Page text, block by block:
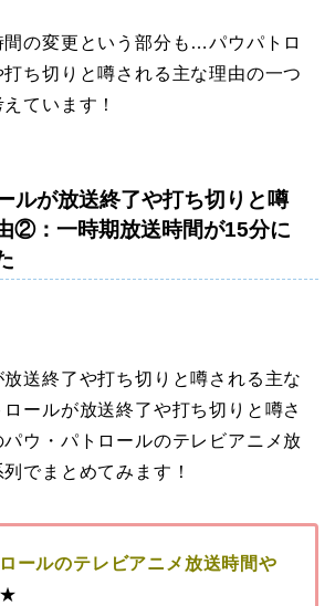
間の変更という部分も…パウパトロ
ち切りと噂される主な理由の一つ
ています！
ルが放送終了や打ち切りと噂
②：一時期放送時間が15分に
送終了や打ち切りと噂される主な
ールが放送終了や打ち切りと噂さ
ウ・パトロールのテレビアニメ放
でまとめてみます！
ールのテレビアニメ放送時間や
★